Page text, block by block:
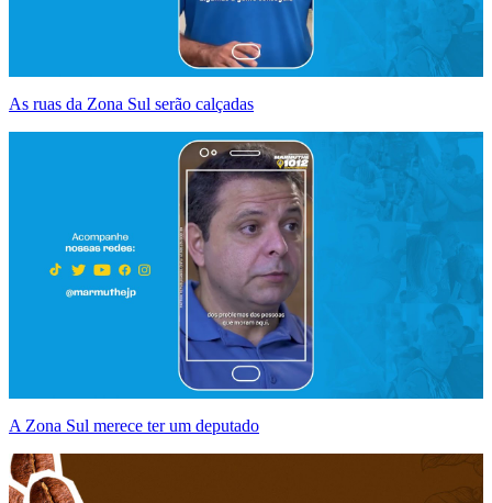
As ruas da Zona Sul serão calçadas
A Zona Sul merece ter um deputado